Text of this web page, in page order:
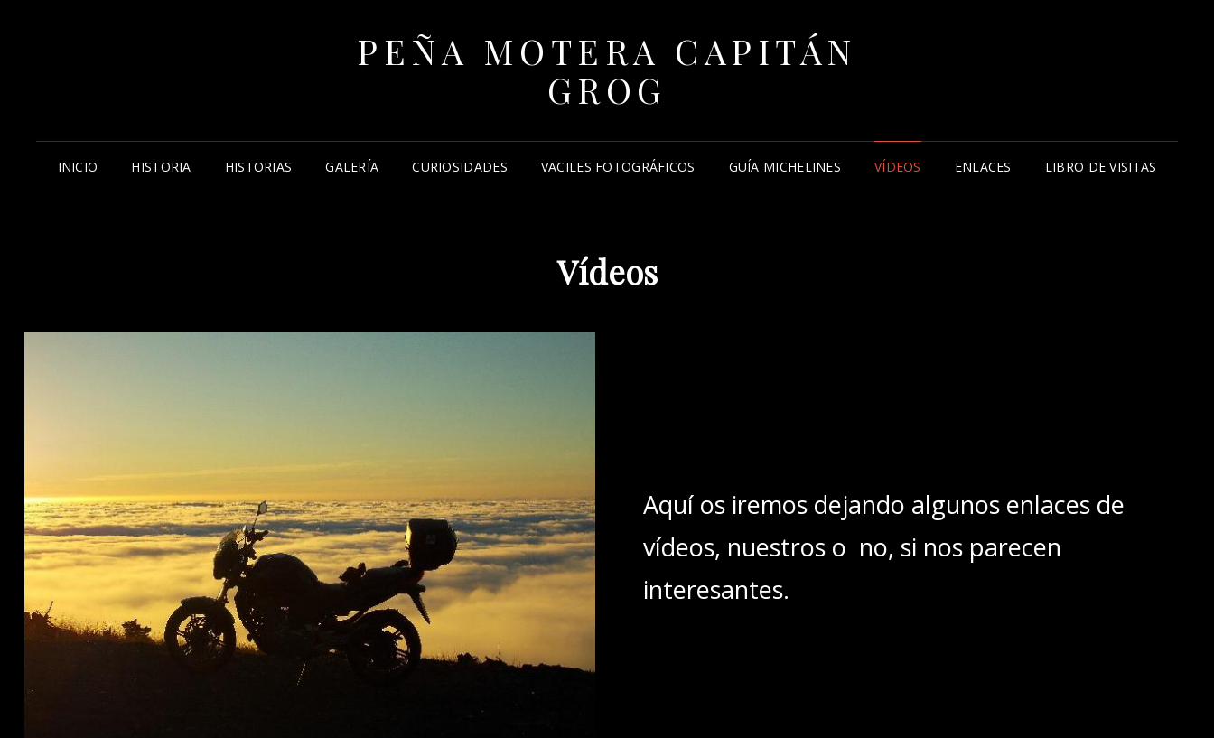
PEÑA MOTERA CAPITÁN
GROG
INICIO HISTORIA HISTORIAS GALERÍA CURIOSIDADES VACILES FOTOGRÁFICOS GUÍA MICHELINES VÍDEOS ENLACES LIBRO DE VISITAS
Vídeos
Aquí os iremos dejando algunos enlaces de
vídeos, nuestros o no, si nos parecen
interesantes.